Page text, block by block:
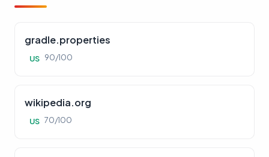
gradle.properties
US 90/100
wikipedia.org
US 70/100